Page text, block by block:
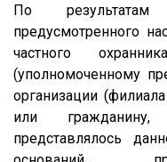
По результатам
предусмотренного
частного
(уполномоченному
организации
или
представлялось